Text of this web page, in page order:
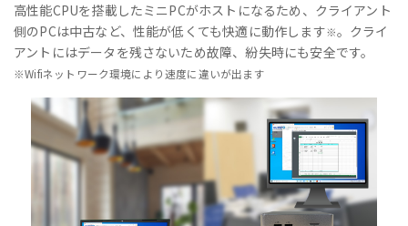
高性能CPUを搭載したミニPCがホストになるため、クライアント
側のPCは中古など、性能が低くても快適に動作します※。クライ
アントにはデータを残さないため故障、紛失時にも安全です。
※Wifiネットワーク環境により速度に違いが出ます